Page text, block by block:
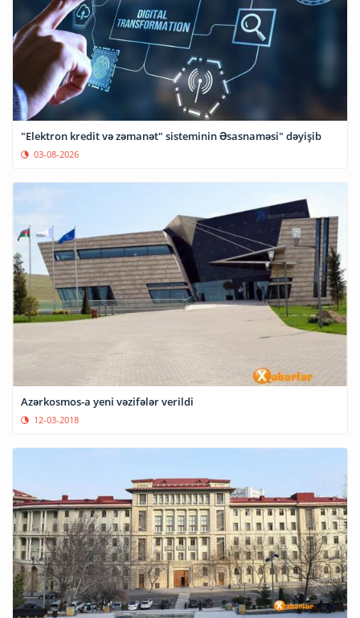
"Elektron kredit və zəmanət" sisteminin Əsasnaməsi" dəyişib
03-08-2026
Azərkosmos-a yeni vəzifələr verildi
12-03-2018